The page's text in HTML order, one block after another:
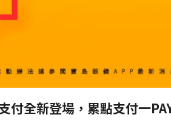
付全新登場，累點支付一